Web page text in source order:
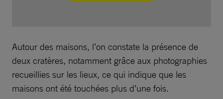
Autour des maisons, l’on constate la présence de
deux cratères, notamment grâce aux photographies
recueillies sur les lieux, ce qui indique que les
maisons ont été touchées plus d’une fois.